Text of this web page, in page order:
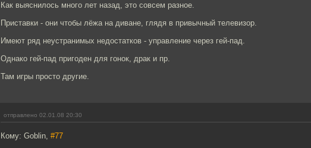
Как выяснилось много лет назад, это совсем разное.
Приставки - они чтобы лёжа на диване, глядя в привычный телевизор.
Имеют ряд неустранимых недостатков - управление через гей-пад.
Однако гей-пад пригоден для гонок, драк и пр.
Там игры просто другие.
отправлено 02.01.08 20:30
Кому: Goblin, #77